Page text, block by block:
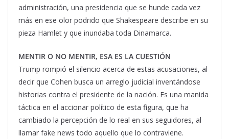
administración, una presidencia que se hunde cada vez
más en ese olor podrido que Shakespeare describe en su
pieza Hamlet y que inundaba toda Dinamarca.
MENTIR O NO MENTIR, ESA ES LA CUESTIÓN
Trump rompió el silencio acerca de estas acusaciones, al
decir que Cohen busca un arreglo judicial inventándose
historias contra el presidente de la nación. Es una manida
táctica en el accionar político de esta figura, que ha
cambiado la percepción de lo real en sus seguidores, al
llamar fake news todo aquello que lo contraviene.